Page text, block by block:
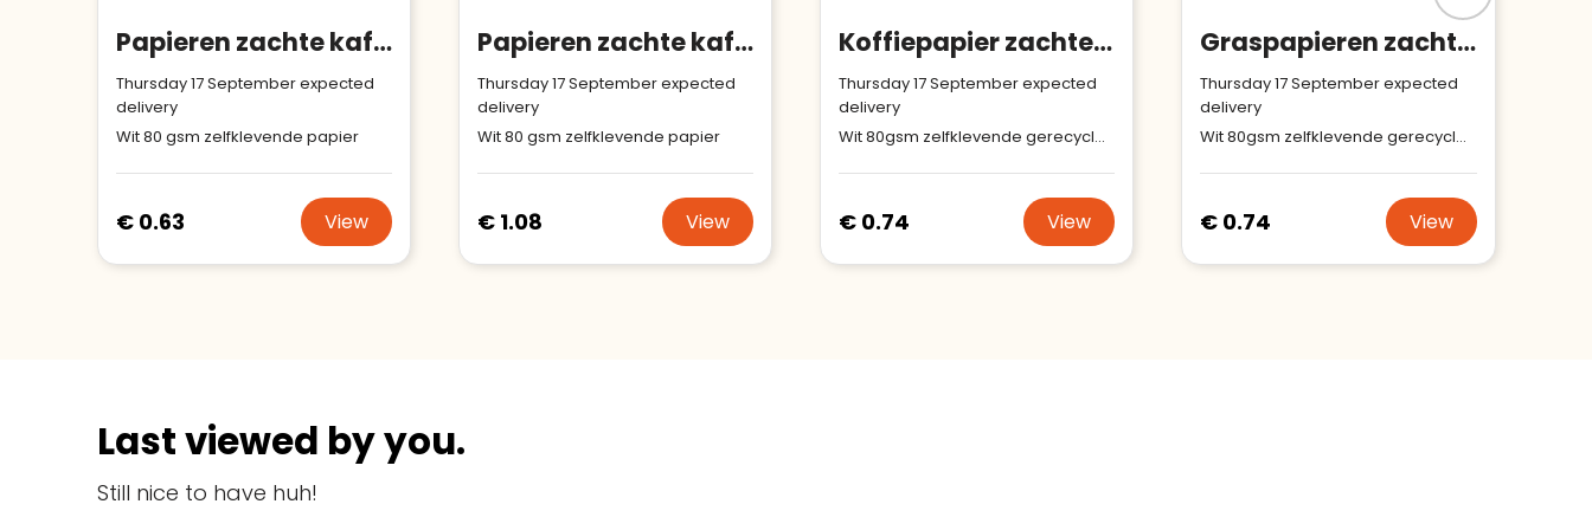
Papieren zachte kaft met 50 sticky notes (EU‑productie)
Thursday 17 September expected
delivery
Wit 80 gsm zelfklevende papier
€ 0.63 View
Papieren zachte kaft met 100 sticky notes (EU‑productie)
Thursday 17 September expected
delivery
Wit 80 gsm zelfklevende papier
€ 1.08 View
Koffiepapier zachte kaft met gerecyclede sticky notes (EU‑productie)
Thursday 17 September expected
delivery
Wit 80gsm zelfklevende gerecycled papier
€ 0.74 View
Graspapieren zachte kaft met gerecyclede sticky notes (EU‑productie)
Thursday 17 September expected
delivery
Wit 80gsm zelfklevende gerecycled papier
€ 0.74 View
Last viewed by you.
Still nice to have huh!